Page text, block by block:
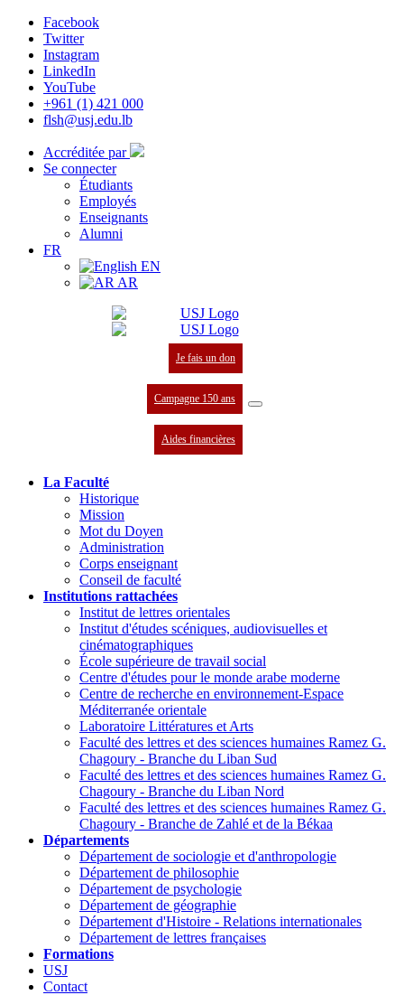
Facebook
Twitter
Instagram
LinkedIn
YouTube
+961 (1) 421 000
flsh@usj.edu.lb
Accréditée par
Se connecter
Étudiants
Employés
Enseignants
Alumni
FR
EN
AR
Je fais un don
Campagne 150 ans
Aides financières
La Faculté
Historique
Mission
Mot du Doyen
Administration
Corps enseignant
Conseil de faculté
Institutions rattachées
Institut de lettres orientales
Institut d'études scéniques, audiovisuelles et
cinématographiques
École supérieure de travail social
Centre d'études pour le monde arabe moderne
Centre de recherche en environnement-Espace
Méditerranée orientale
Laboratoire Littératures et Arts
Faculté des lettres et des sciences humaines Ramez G.
Chagoury - Branche du Liban Sud
Faculté des lettres et des sciences humaines Ramez G.
Chagoury - Branche du Liban Nord
Faculté des lettres et des sciences humaines Ramez G.
Chagoury - Branche de Zahlé et de la Békaa
Départements
Département de sociologie et d'anthropologie
Département de philosophie
Département de psychologie
Département de géographie
Département d'Histoire - Relations internationales
Département de lettres françaises
Formations
USJ
Contact